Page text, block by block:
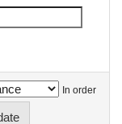
In order